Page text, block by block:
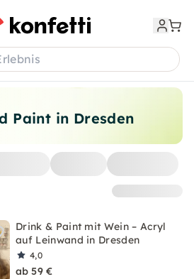
Paint in Dresden
Drink & Paint mit Wein – Acryl
auf Leinwand in Dresden
4,0
ab 59 €